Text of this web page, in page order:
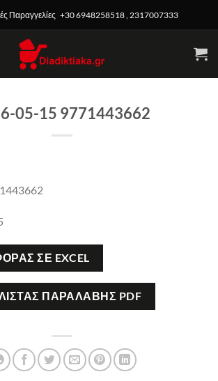
Παραγγελίες +30 6948258518 , 2317007333
05-15 9771443662
ΣΕ EXCEL
ΠΑΡΑΛΑΒΉΣ PDF